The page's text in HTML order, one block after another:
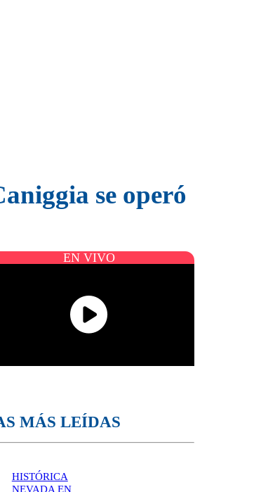
se operó
EN VIVO
MÁS LEÍDAS
HISTÓRICA
NEVADA EN